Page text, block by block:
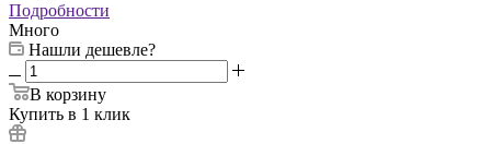
Подробности
Много
Нашли дешевле?
В корзину
Купить в 1 клик